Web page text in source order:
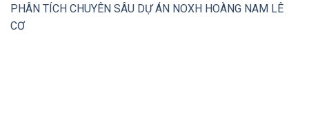
PHÂN TÍCH CHUYÊN SÂU DỰ ÁN NOXH HOÀNG NAM LÊ
CƠ